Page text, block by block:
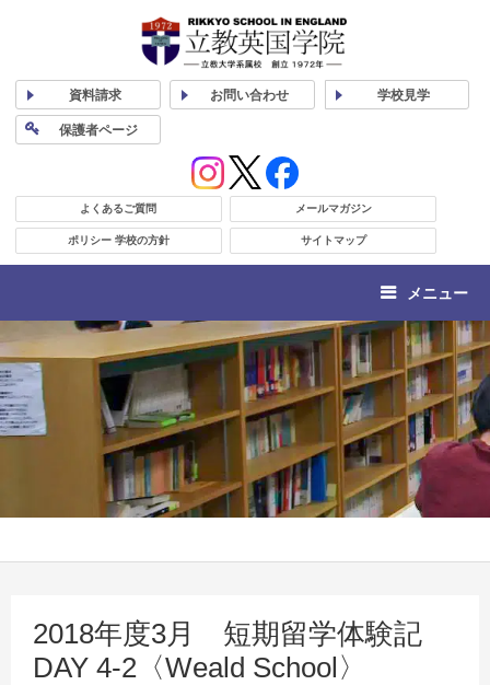
資料請求 お問い合わせ 学校見学
保護者ページ
よくあるご質問 メールマガジン
ポリシー 学校の方針 サイトマップ
メニュー
2018年度3月 短期留学体験記
DAY 4-2〈Weald School〉